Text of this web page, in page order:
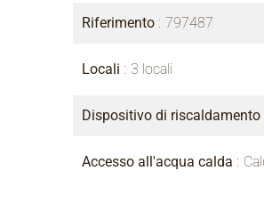
Riferimento 797487
Locali 3 locali
Dispositivo di riscaldamento
Accesso all'acqua calda